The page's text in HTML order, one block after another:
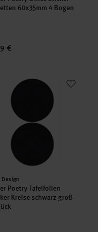
60x35mm 4 Bogen
€
10 Blatt
Poetry Tafelfolien
Design
Poetry Tafelfolien
Kreise schwarz groß